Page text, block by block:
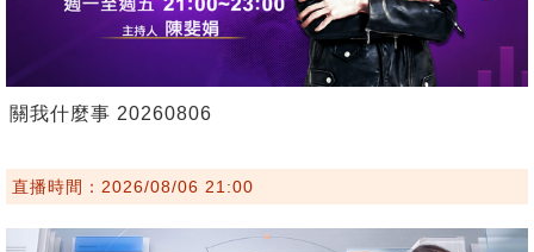
關我什麼事 20260806
直播時間：2026/08/06 21:00